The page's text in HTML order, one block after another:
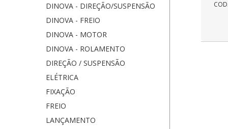
DINOVA - DIREÇÃO/SUSPENSÃO
DINOVA - FREIO
DINOVA - MOTOR
DINOVA - ROLAMENTO
DIREÇÃO / SUSPENSÃO
ELÉTRICA
FIXAÇÃO
FREIO
LANÇAMENTO